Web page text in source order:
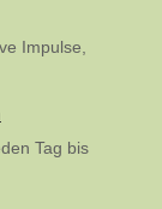
Impulse,
Tag bis